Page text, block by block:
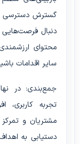
گسترش دسترسی
دنبال
محتوای
سایر اقدامات
جمع‌بندی: در
تجربه کاربری،
مشتریان و
دستیابی به